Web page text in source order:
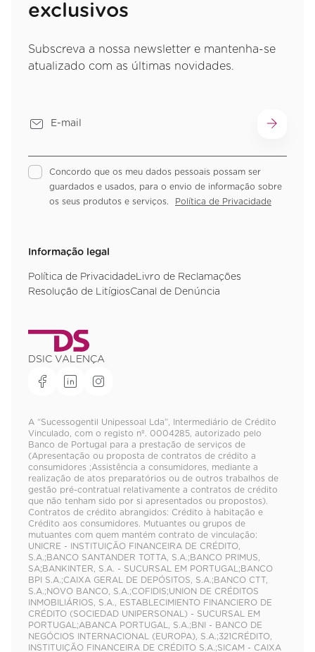
exclusivos
Subscreva a nossa newsletter e mantenha-se
atualizado com as últimas novidades.
Concordo que os meu dados pessoais possam ser
guardados e usados, para o envio de informação sobre
os seus produtos e serviços.
Política de Privacidade
Informação legal
Política de Privacidade Livro de Reclamações
Resolução de LitígiosCanal de Denúncia
DSIC VALENÇA
A “Sucessogentil Unipessoal Lda”, Intermediário de Crédito
Vinculado, com o registo nº. 0004285, autorizado pelo
Banco de Portugal para a prestação de serviços de
(Apresentação ou proposta de contratos de crédito a
consumidores ;Assistência a consumidores, mediante a
realização de atos preparatórios ou de outros trabalhos de
gestão pré-contratual relativamente a contratos de crédito
que não tenham sido por si apresentados ou propostos).
Contratos de crédito abrangidos: Crédito à habitação e
Crédito aos consumidores. Mutuantes ou grupos de
mutuantes com quem mantém contrato de vinculação:
UNICRE - INSTITUIÇÃO FINANCEIRA DE CRÉDITO,
S.A.;BANCO SANTANDER TOTTA, S.A.;BANCO PRIMUS,
SA;BANKINTER, S.A. - SUCURSAL EM PORTUGAL;BANCO
BPI S.A.;CAIXA GERAL DE DEPÓSITOS, S.A.;BANCO CTT,
S.A.;NOVO BANCO, S.A.;COFIDIS;UNION DE CRÉDITOS
INMOBILIÁRIOS, S.A., ESTABLECIMIENTO FINANCIERO DE
CRÉDITO (SOCIEDAD UNIPERSONAL) - SUCURSAL EM
PORTUGAL;ABANCA PORTUGAL, S.A.;BNI - BANCO DE
NEGÓCIOS INTERNACIONAL (EUROPA), S.A.;321CRÉDITO,
INSTITUIÇÃO FINANCEIRA DE CRÉDITO S.A.;SICAM - CAIXA